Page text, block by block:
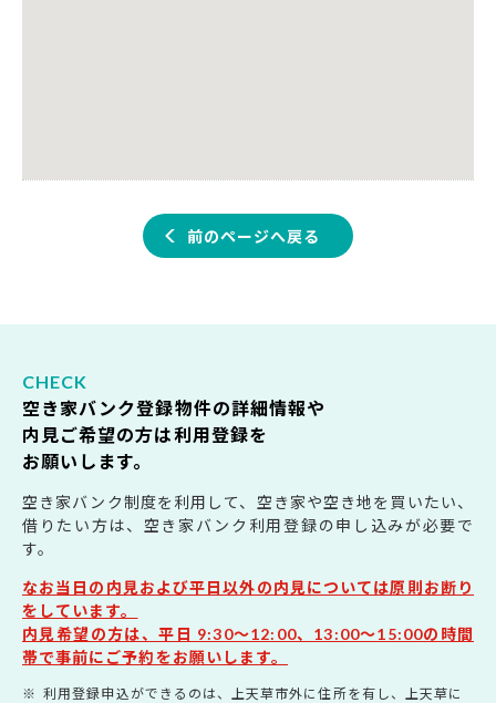
前のページへ戻る
空き家バンク登録物件の詳細情報や
内見ご希望の方は利用登録を
お願いします。
空き家バンク制度を利用して、空き家や空き地を買いたい、
借りたい方は、空き家バンク利用登録の申し込みが必要で
す。
なお当日の内見および平日以外の内見については原則お断り
をしています。
内見希望の方は、平日 9:30～12:00、13:00～15:00の時間
帯で事前にご予約をお願いします。
利用登録申込ができるのは、上天草市外に住所を有し、上天草に